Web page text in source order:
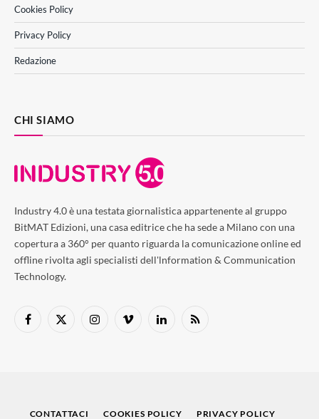
Cookies Policy
Privacy Policy
Redazione
CHI SIAMO
Industry 4.0 è una testata giornalistica appartenente al gruppo
BitMAT Edizioni, una casa editrice che ha sede a Milano con una
copertura a 360° per quanto riguarda la comunicazione online ed
offline rivolta agli specialisti dell'lnformation & Communication
Technology.
Facebook
X
InstagramVimeo LinkedInRSS
CONTATTACI COOKIES POLICY PRIVACY POLICY